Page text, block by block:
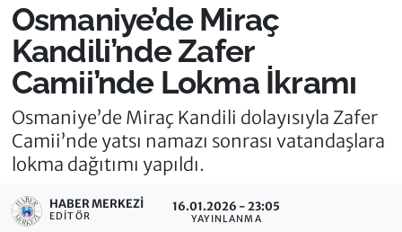
Osmaniye’de Miraç
Kandili’nde Zafer
Camii’nde Lokma İkramı
Osmaniye’de Miraç Kandili dolayısıyla Zafer
Camii’nde yatsı namazı sonrası vatandaşlara
lokma dağıtımı yapıldı.
HABER MERKEZI
EDITÖR
16.01.2026 - 23:05
YAYINLANMA